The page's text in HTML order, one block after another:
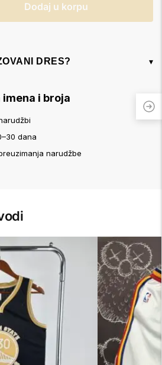
Dodaj u korpu
DRES? ▾
imena i broja
dana
narudžbe